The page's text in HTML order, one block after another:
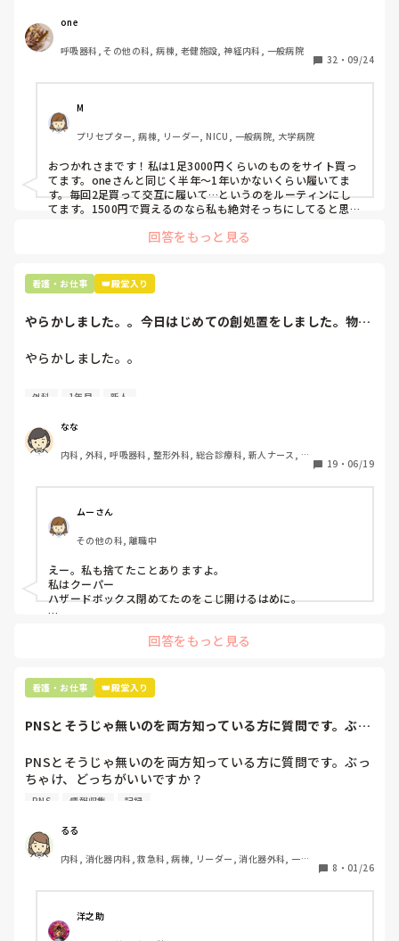
わたしの職場の指定は「白のスニーカー」。
すぐに汚くなるので1,500円は絶対に超えたくない思いがあ
半年〜1年未満で交換しています。
職場の人が「ナースシューズに3000円以上は出せない」っ
て言ってて、わたしの倍額は出せるのか！とびっくりしたの
で、世の皆さんはどうなのかなと…🤔
one
呼吸器科, その他の科, 病棟, 老健施設, 神経内科, 一般病院
32 ・ 09/24
M
プリセプター, 病棟, リーダー, NICU, 一般病院, 大学病院
おつかれさまです！私は1足3000円くらいのものをサイト買っ
てます。oneさんと同じく半年〜1年いかないくらい履いてま
す。毎回2足買って交互に履いて…というのをルーティンにし
てます。1500円で買えるのなら私も絶対そっちにしてると思う
回答をもっと見る
看護・お仕事 👑殿堂入り
やらかしました。。今日はじめての創処置をしました。物品
やらかしました。。
今日はじめての創処置をしました。
ゴミと一緒に、ノリで鑷子達を捨てました。。
患者に使用した物品は使い捨て、という認識が頭の中にあっ
て…。
プリセプターに
「普通鑷子捨てる！？明らかに使い捨てて良いような安物じ
ゃないよね？」
「そんなミスした新人、あなたが初めてだよ」
と言われました。。
たしかに、よくよく考えてみれば
手術室で使った物品も全部滅菌して使いまわすし、
なんで頭回らなかったんだろう😭
市長さんは、
患者さんに迷惑かけたわけじゃないから大丈夫、
自分が情けなくて情けなくて😭
こんなバカな私をせめて笑い飛ばしてください笑
外科 1年目 新人
なな
内科, 外科, 呼吸器科, 整形外科, 総合診療科, 新人ナース, 脳
19 ・ 06/19
ムーさん
その他の科, 離職中
えー。私も捨てたことありますよ。
私はクーパー
ハザードボックス閉めてたのをこじ開けるはめに。
に出しちゃったり。(これは問題か💦)
回答をもっと見る
看護・お仕事 👑殿堂入り
PNSとそうじゃ無いのを両方知っている方に質問です。ぶっ
PNSとそうじゃ無いのを両方知っている方に質問です。ぶっ
ちゃけ、どっちがいいですか？
後、PNSを廃止しました。
私は、そのPNSを廃止した病棟からまだPNSをやっている病
棟に9月に異動してきました。
じざるを得ませんでした。
色々な病棟に入院したことのある患者さんも、「(私が異動
する前の病棟の方が)新人が患者から見てもよく動けてた
PNS 情報収集 記録
るる
内科, 消化器内科, 救急科, 病棟, リーダー, 消化器外科, 一般
8 ・ 01/26
洋之助